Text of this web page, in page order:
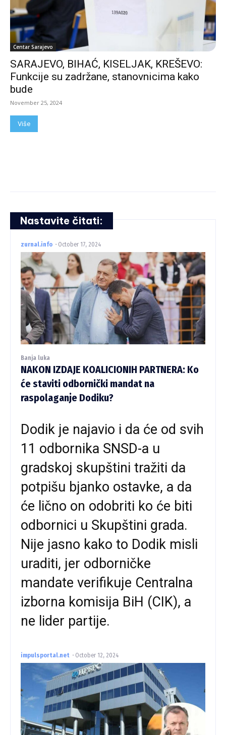
Centar Sarajevo
SARAJEVO, BIHAĆ, KISELJAK, KREŠEVO:
Funkcije su zadržane, stanovnicima kako
bude
November 25, 2024
Više
Nastavite čitati:
zurnal.info - October 17, 2024
Banja luka
NAKON IZDAJE KOALICIONIH PARTNERA: Ko
će staviti odbornički mandat na
raspolaganje Dodiku?
Dodik je najavio i da će od svih
11 odbornika SNSD-a u
gradskoj skupštini tražiti da
potpišu bjanko ostavke, a da
će lično on odobriti ko će biti
odbornici u Skupštini grada.
Nije jasno kako to Dodik misli
uraditi, jer odborničke
mandate verifikuje Centralna
izborna komisija BiH (CIK), a
ne lider partije.
impulsportal.net - October 12, 2024